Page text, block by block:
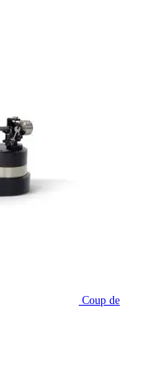
Coup de